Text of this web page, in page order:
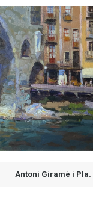
Antoni Giramé i Pla.